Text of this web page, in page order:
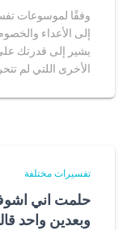
وفقًا لموسوعات
إلى الأعداء
يشير إلى قدرتك على
الأخرى اللتي لم
تفسيرات مختلفة
حلمت اني
وبعدين واحد